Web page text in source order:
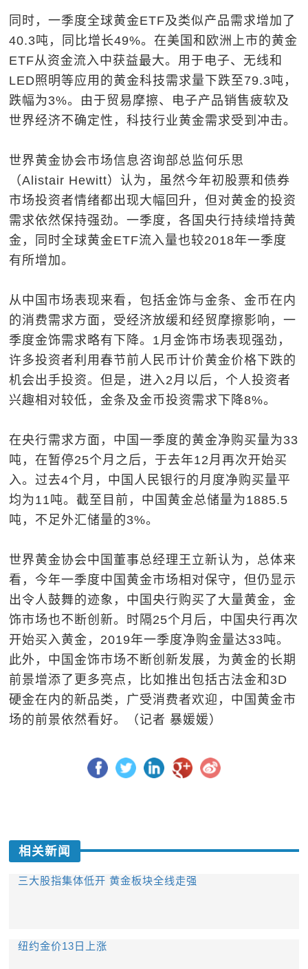
同时，一季度全球黄金ETF及类似产品需求增加了
40.3吨，同比增长49%。在美国和欧洲上市的黄金
ETF从资金流入中获益最大。用于电子、无线和
LED照明等应用的黄金科技需求量下跌至79.3吨，
跌幅为3%。由于贸易摩擦、电子产品销售疲软及
世界经济不确定性，科技行业黄金需求受到冲击。
世界黄金协会市场信息咨询部总监何乐思
（Alistair Hewitt）认为，虽然今年初股票和债券
市场投资者情绪都出现大幅回升，但对黄金的投资
需求依然保持强劲。一季度，各国央行持续增持黄
金，同时全球黄金ETF流入量也较2018年一季度
有所增加。
从中国市场表现来看，包括金饰与金条、金币在内
的消费需求方面，受经济放缓和经贸摩擦影响，一
季度金饰需求略有下降。1月金饰市场表现强劲，
许多投资者利用春节前人民币计价黄金价格下跌的
机会出手投资。但是，进入2月以后，个人投资者
兴趣相对较低，金条及金币投资需求下降8%。
在央行需求方面，中国一季度的黄金净购买量为33
吨，在暂停25个月之后，于去年12月再次开始买
入。过去4个月，中国人民银行的月度净购买量平
均为11吨。截至目前，中国黄金总储量为1885.5
吨，不足外汇储量的3%。
世界黄金协会中国董事总经理王立新认为，总体来
看，今年一季度中国黄金市场相对保守，但仍显示
出令人鼓舞的迹象，中国央行购买了大量黄金，金
饰市场也不断创新。时隔25个月后，中国央行再次
开始买入黄金，2019年一季度净购金量达33吨。
此外，中国金饰市场不断创新发展，为黄金的长期
前景增添了更多亮点，比如推出包括古法金和3D
硬金在内的新品类，广受消费者欢迎，中国黄金市
场的前景依然看好。（记者 暴媛媛）
相关新闻
三大股指集体低开 黄金板块全线走强
纽约金价13日上涨